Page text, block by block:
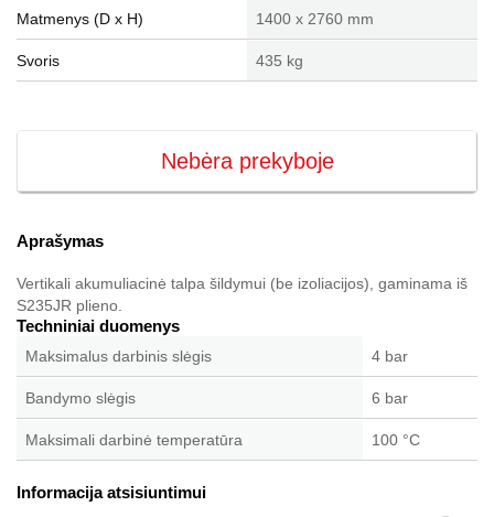
Matmenys (D x H) 1400 x 2760 mm
Svoris 435 kg
Nebėra prekyboje
Aprašymas
Vertikali akumuliacinė talpa šildymui (be izoliacijos), gaminama iš
S235JR plieno.
Techniniai duomenys
Maksimalus darbinis slėgis 4 bar
Bandymo slėgis 6 bar
Maksimali darbinė temperatūra 100 °C
Informacija atsisiuntimui